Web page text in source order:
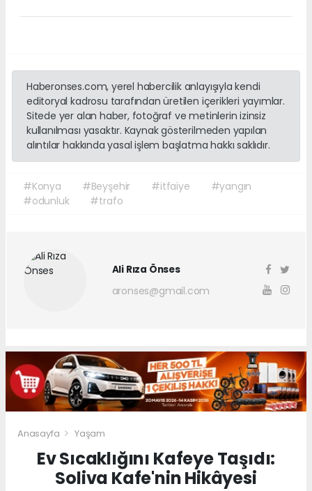
Haberonses.com, yerel habercilik anlayışıyla kendi
editoryal kadrosu tarafından üretilen içerikleri yayımlar.
Sitede yer alan haber, fotoğraf ve metinlerin izinsiz
kullanılması yasaktır. Kaynak gösterilmeden yapılan
alıntılar hakkında yasal işlem başlatma hakkı saklıdır.
#Konya #Beyşehir #itfaiye
#yangın
#odunluk
#trafo
Ali Rıza Önses
aronses@gmail.com
Anasayfa Yaşam
Ev Sıcaklığını Kafeye Taşıdı:
Soliva Kafe'nin Hikâyesi